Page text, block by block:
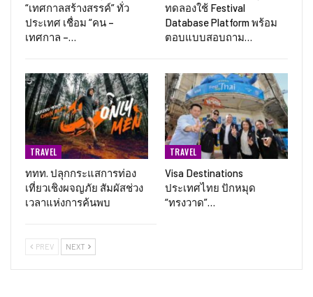
“เทศกาลสร้างสรรค์” ทั่ว
ประเทศ เชื่อม “คน –
เทศกาล –…
ทดลองใช้ Festival
Database Platform พร้อม
ตอบแบบสอบถาม…
TRAVEL
ททท. ปลุกกระแสการท่อง
เที่ยวเชิงผจญภัย สัมผัสช่วง
เวลาแห่งการค้นพบ
TRAVEL
Visa Destinations
ประเทศไทย ปักหมุด
“ทรงวาด”…
PREV NEXT